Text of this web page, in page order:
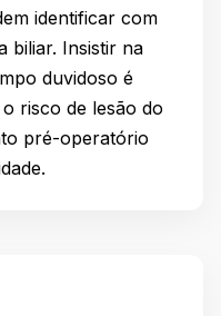
identificar com
biliar. Insistir na
duvidoso é
risco de lesão do
pré-operatório